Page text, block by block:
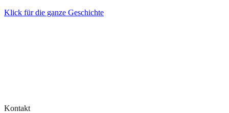
Klick für die ganze Geschichte
Kontakt